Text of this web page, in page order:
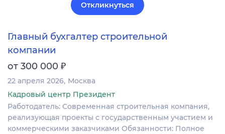
Откликнуться
Главный бухгалтер строительной
компании
от 300 000 ₽
22 апреля 2026 Москва
Кадровый центр Президент
Работодатель: Современная строительная компания,
реализующая проекты с государственным участием и
коммерческими заказчиками Обязанности: Полное